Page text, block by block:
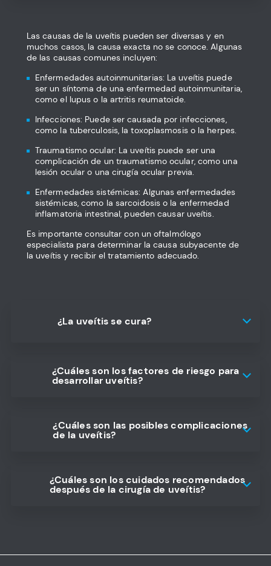
Las causas de la uveítis pueden ser diversas y en
muchos casos, la causa exacta no se conoce. Algunas
de las causas comunes incluyen:
Enfermedades autoinmunitarias: La uveítis puede
ser un síntoma de una enfermedad autoinmunitaria,
como el lupus o la artritis reumatoide.
Infecciones: Puede ser causada por infecciones,
como la tuberculosis, la toxoplasmosis o la herpes.
Traumatismo ocular: La uveítis puede ser una
complicación de un traumatismo ocular, como una
lesión ocular o una cirugía ocular previa.
Enfermedades sistémicas: Algunas enfermedades
sistémicas, como la sarcoidosis o la enfermedad
inflamatoria intestinal, pueden causar uveítis.
Es importante consultar con un oftalmólogo
especialista para determinar la causa subyacente de
la uveítis y recibir el tratamiento adecuado.
¿La uveítis se cura?
¿Cuáles son los factores de riesgo para
desarrollar uveítis?
¿Cuáles son las posibles complicaciones
de la uveítis?
¿Cuáles son los cuidados recomendados
después de la cirugía de uveítis?